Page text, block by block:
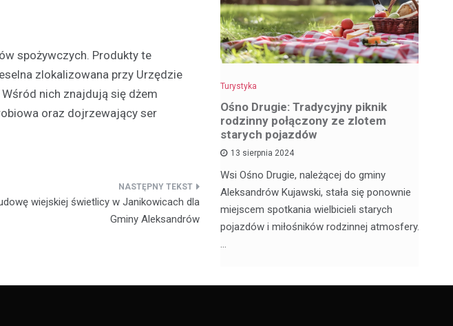
spożywczych. Produkty te
zlokalizowana przy Urzędzie
nich znajdują się dżem
oraz dojrzewający ser
wiejskiej świetlicy w Janikowicach dla
Gminy Aleksandrów
Jedziesz do Łodzi? Zobacz
najciekawsze miejsca w…
wobec swoich większych sąsiadów. Nie
jest z Aleksandrowem Łódzkim,
Turystyka
Ośno Drugie: Tradycyjny piknik
rodzinny połączony ze zlotem
starych pojazdów
13 sierpnia 2024
Wsi Ośno Drugie, należącej do gminy
Aleksandrów Kujawski, stała się ponownie
miejscem spotkania wielbicieli starych
pojazdów i miłośników rodzinnej atmosfery.